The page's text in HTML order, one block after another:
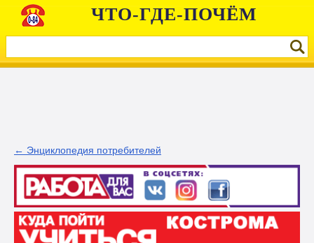
ЧТО-ГДЕ-ПОЧЁМ
← Энциклопедия потребителей